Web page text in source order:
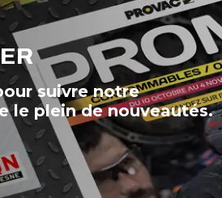
suivre notre
le plein de nouveautés.